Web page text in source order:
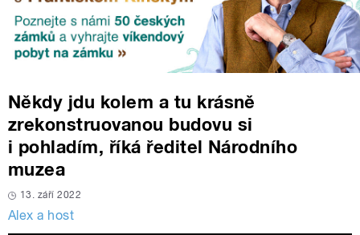
Někdy jdu kolem a tu krásně
zrekonstruovanou budovu si
i pohladím, říká ředitel Národního
muzea
13. září 2022
Alex a host